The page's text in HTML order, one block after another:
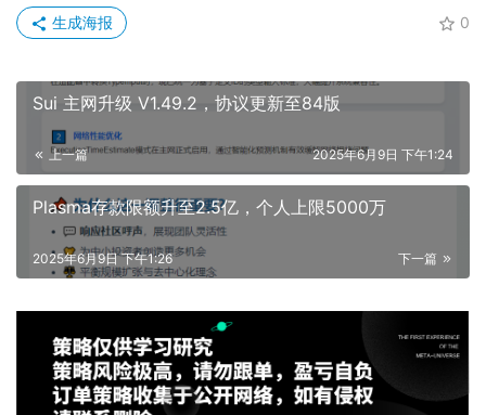
0
生成海报
Sui 主网升级 V1.49.2，协议更新至84版
上一篇 2025年6月9日 下午1:24
Plasma存款限额升至2.5亿，个人上限5000万
下一篇
2025年6月9日 下午1:26